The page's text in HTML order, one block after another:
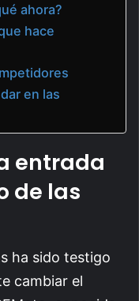
ahora?
hace
en las
entrada
de las
ha sido testigo
cambiar el